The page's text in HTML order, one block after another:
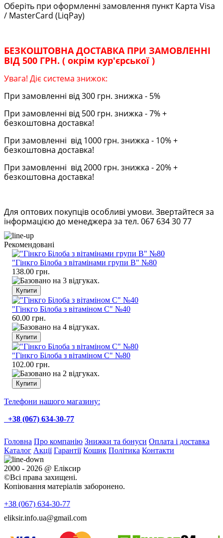
Оберіть при оформленні замовлення пункт Карта Visa
/ MasterCard (LiqPay)
БЕЗКОШТОВНА ДОСТАВКА ПРИ ЗАМОВЛЕННІ
ВІД 500 ГРН. ( окрім кур'єрської )
Увага! Діє система знижок:
При замовленні від 300 грн. знижка - 5%
При замовленні від 500 грн. знижка - 7% +
безкоштовна доставка!
При замовленні від 1000 грн. знижка - 10% +
безкоштовна доставка!
При замовленні від 2000 грн. знижка - 20% +
безкоштовна доставка!
Для оптових покупців особливі умови. Звертайтеся за
інформацією до менеджера за тел. 067 634 30 77
Рекомендовані
"Гінкго Білоба з вітамінами групи В" №80
138.00 грн.
"Гінкго Білоба з вітаміном С" №40
60.00 грн.
"Гінкго Білоба з вітаміном С" №80
102.00 грн.
Телефони нашого магазину:
+38 (067) 634-30-77
Головна Про компанію Знижки та бонуси Оплата і доставка
Каталог Акції Гарантії Кошик Політика Контакти
2000 - 2026 @ Еліксир
©Всі права захищені.
Копіювання матеріалів заборонено.
+38 (067) 634-30-77
eliksir.info.ua@gmail.com